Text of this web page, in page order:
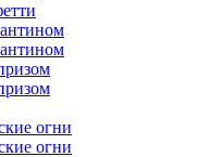
огни
огни